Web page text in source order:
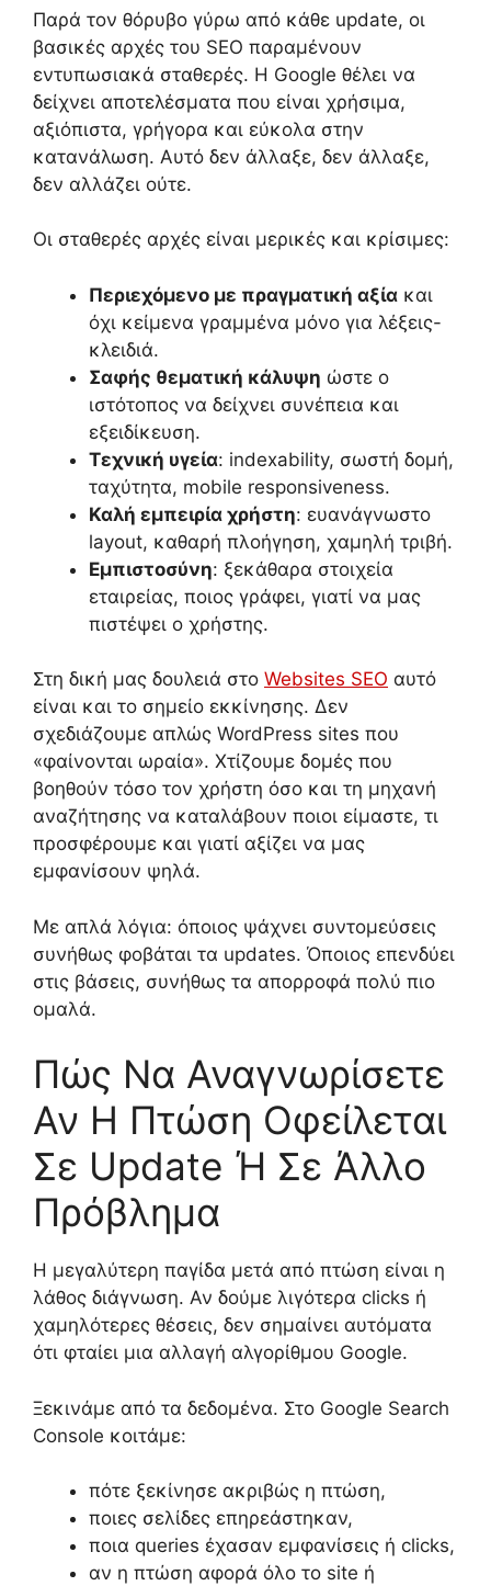
Παρά τον θόρυβο γύρω από κάθε update, οι
βασικές αρχές του SEO παραμένουν
εντυπωσιακά σταθερές. Η Google θέλει να
δείχνει αποτελέσματα που είναι χρήσιμα,
αξιόπιστα, γρήγορα και εύκολα στην
κατανάλωση. Αυτό δεν άλλαξε, δεν άλλαξε,
δεν αλλάζει ούτε.
Οι σταθερές αρχές είναι μερικές και κρίσιμες:
Περιεχόμενο με πραγματική αξία και
όχι κείμενα γραμμένα μόνο για λέξεις-
κλειδιά.
Σαφής θεματική κάλυψη ώστε ο
ιστότοπος να δείχνει συνέπεια και
εξειδίκευση.
Τεχνική υγεία: indexability, σωστή δομή,
ταχύτητα, mobile responsiveness.
Καλή εμπειρία χρήστη: ευανάγνωστο
layout, καθαρή πλοήγηση, χαμηλή τριβή.
Εμπιστοσύνη: ξεκάθαρα στοιχεία
εταιρείας, ποιος γράφει, γιατί να μας
πιστέψει ο χρήστης.
Στη δική μας δουλειά στο Websites SEO αυτό
είναι και το σημείο εκκίνησης. Δεν
σχεδιάζουμε απλώς WordPress sites που
«φαίνονται ωραία». Χτίζουμε δομές που
βοηθούν τόσο τον χρήστη όσο και τη μηχανή
αναζήτησης να καταλάβουν ποιοι είμαστε, τι
προσφέρουμε και γιατί αξίζει να μας
εμφανίσουν ψηλά.
Με απλά λόγια: όποιος ψάχνει συντομεύσεις
συνήθως φοβάται τα updates. Όποιος επενδύει
στις βάσεις, συνήθως τα απορροφά πολύ πιο
ομαλά.
Πώς Να Αναγνωρίσετε
Αν Η Πτώση Οφείλεται
Σε Update Ή Σε Άλλο
Πρόβλημα
Η μεγαλύτερη παγίδα μετά από πτώση είναι η
λάθος διάγνωση. Αν δούμε λιγότερα clicks ή
χαμηλότερες θέσεις, δεν σημαίνει αυτόματα
ότι φταίει μια αλλαγή αλγορίθμου Google.
Ξεκινάμε από τα δεδομένα. Στο Google Search
Console κοιτάμε:
πότε ξεκίνησε ακριβώς η πτώση,
ποιες σελίδες επηρεάστηκαν,
ποια queries έχασαν εμφανίσεις ή clicks,
αν η πτώση αφορά όλο το site ή